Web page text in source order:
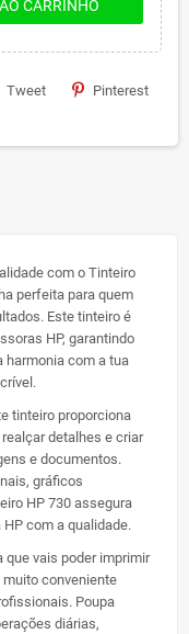
CARRINHO
Tweet Pinterest
com o Tinteiro
perfeita para quem
Este tinteiro é
HP, garantindo
harmonia com a tua
tinteiro proporciona
detalhes e criar
e documentos.
gráficos
HP 730 assegura
com a qualidade.
que vais poder imprimir
conveniente
Poupa
diárias,